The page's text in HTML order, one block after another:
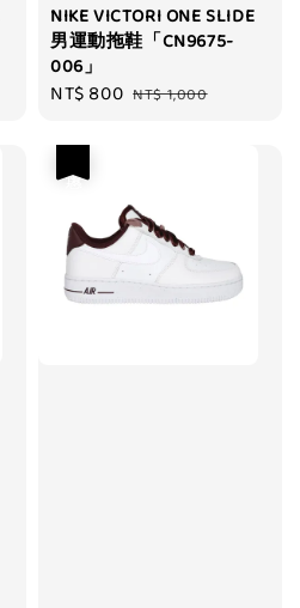
NIKE VICTORI ONE SLIDE
男運動拖鞋「CN9675-
006」
Sale
NT$ 800 Regular
NT$ 1,000